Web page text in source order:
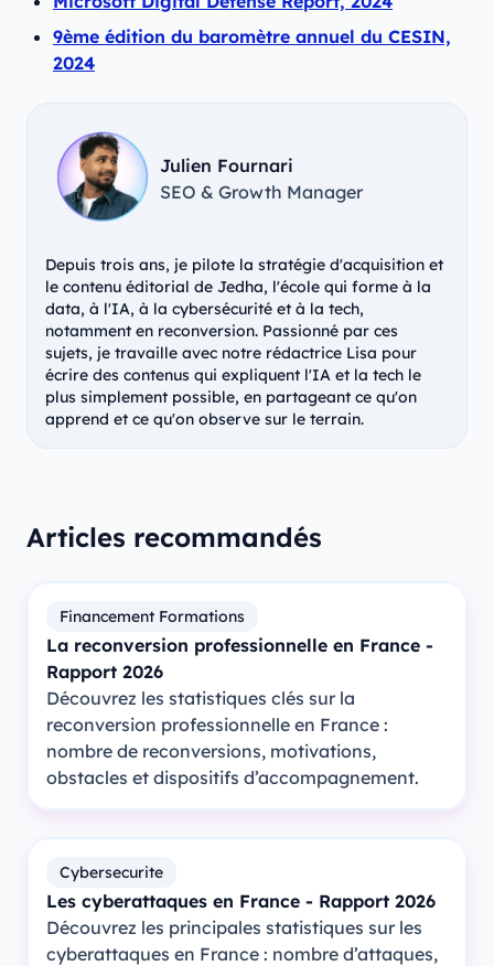
9ème édition du baromètre annuel du CESIN,
2024
Julien Fournari
SEO & Growth Manager
Depuis trois ans, je pilote la stratégie d'acquisition et
le contenu éditorial de Jedha, l'école qui forme à la
data, à l'IA, à la cybersécurité et à la tech,
notamment en reconversion. Passionné par ces
sujets, je travaille avec notre rédactrice Lisa pour
écrire des contenus qui expliquent l'IA et la tech le
plus simplement possible, en partageant ce qu'on
apprend et ce qu'on observe sur le terrain.
Articles recommandés
Financement Formations
La reconversion professionnelle en France -
Rapport 2026
Découvrez les statistiques clés sur la
reconversion professionnelle en France :
nombre de reconversions, motivations,
obstacles et dispositifs d’accompagnement.
Cybersecurite
Les cyberattaques en France - Rapport 2026
Découvrez les principales statistiques sur les
cyberattaques en France : nombre d’attaques,